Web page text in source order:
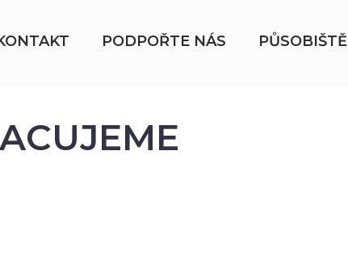
PODPOŘTE NÁS PŮSOBIŠTĚ